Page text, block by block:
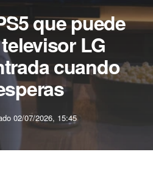
que puede
LG
cuando
02/07/2026, 15:45